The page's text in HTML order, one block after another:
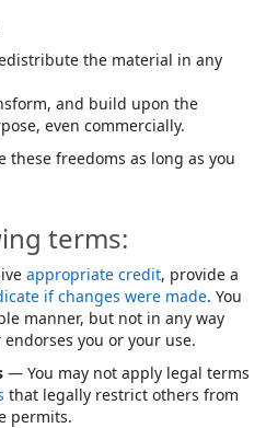
the material in any
and build upon the
even commercially.
these freedoms as long as you
terms:
appropriate credit, provide a
if changes were made. You
manner, but not in any way
you or your use.
— You may not apply legal terms
that legally restrict others from
permits.